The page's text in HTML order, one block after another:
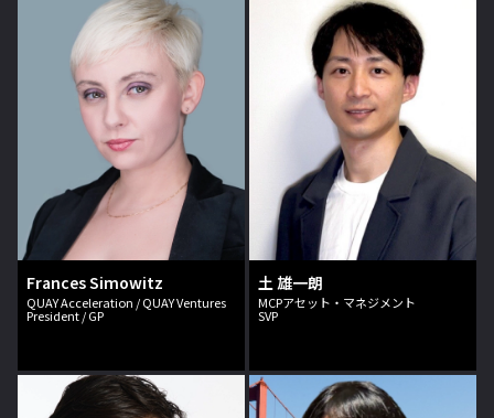
Frances Simowitz
QUAY Acceleration / QUAY Ventures
President / GP
土 雄一朗
MCPアセット・マネジメント
SVP